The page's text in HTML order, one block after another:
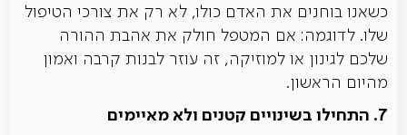
כשאנו בוחנים את האדם כולו, לא רק את צורכי הטיפול
שלו. לדוגמה: אם המטפל חולק את אהבת ההורה
שלכם לגינון או למוזיקה, זה עוזר לבנות קרבה ואמון
מהיום הראשון.
7. התחילו בשינויים קטנים ולא מאיימים